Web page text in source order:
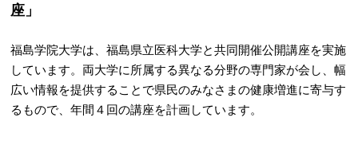
座」
福島学院大学は、福島県立医科大学と共同開催公開講座を実施
しています。両大学に所属する異なる分野の専門家が会し、幅
広い情報を提供することで県民のみなさまの健康増進に寄与す
るもので、年間４回の講座を計画しています。